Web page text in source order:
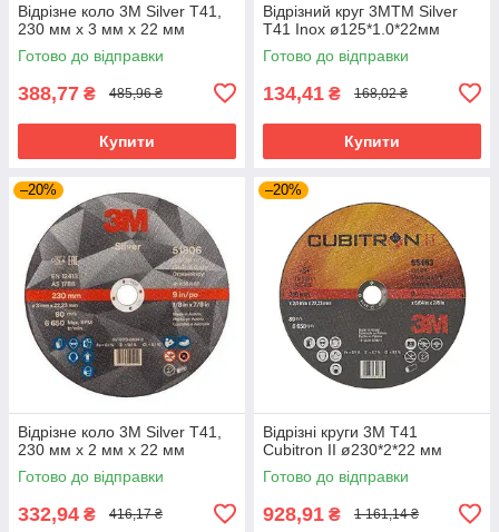
Відрізне коло 3M Silver T41,
230 мм х 3 мм х 22 мм
Готово до відправки
388,77 ₴ 485,96 ₴
Купити
Відрізний круг 3MTM Silver
T41 Inox ø125*1.0*22мм
Готово до відправки
134,41 ₴ 168,02 ₴
Купити
–20%
Відрізне коло 3M Silver T41,
230 мм х 2 мм х 22 мм
Готово до відправки
332,94 ₴ 416,17 ₴
–20%
Відрізні круги 3M T41
Cubitron II ø230*2*22 мм
Готово до відправки
928,91 ₴ 1 161,14 ₴